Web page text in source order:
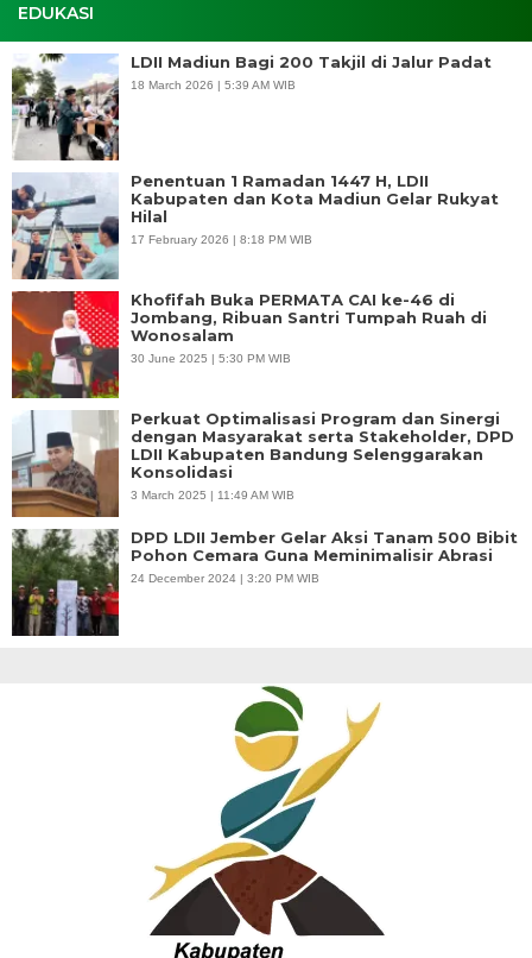
EDUKASI
LDII Madiun Bagi 200 Takjil di Jalur Padat
18 March 2026 | 5:39 AM WIB
Penentuan 1 Ramadan 1447 H, LDII
Kabupaten dan Kota Madiun Gelar Rukyat
Hilal
17 February 2026 | 8:18 PM WIB
Khofifah Buka PERMATA CAI ke-46 di
Jombang, Ribuan Santri Tumpah Ruah di
Wonosalam
30 June 2025 | 5:30 PM WIB
Perkuat Optimalisasi Program dan Sinergi
dengan Masyarakat serta Stakeholder, DPD
LDII Kabupaten Bandung Selenggarakan
Konsolidasi
3 March 2025 | 11:49 AM WIB
DPD LDII Jember Gelar Aksi Tanam 500 Bibit
Pohon Cemara Guna Meminimalisir Abrasi
24 December 2024 | 3:20 PM WIB